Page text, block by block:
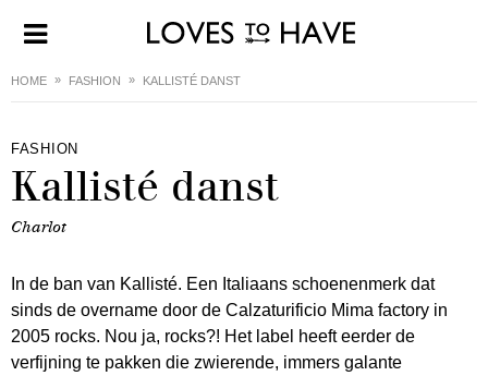
HOME FASHION KALLISTÉ DANST
FASHION
Kallisté danst
Charlot
In de ban van Kallisté. Een Italiaans schoenenmerk dat
sinds de overname door de Calzaturificio Mima factory in
2005 rocks. Nou ja, rocks?! Het label heeft eerder de
verfijning te pakken die zwierende, immers galante